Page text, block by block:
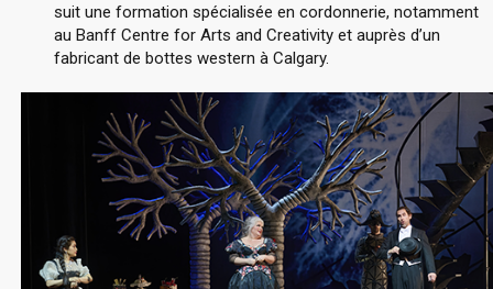
suit une formation spécialisée en cordonnerie, notamment
au Banff Centre for Arts and Creativityet auprès d’un
fabricant de bottes western à Calgary.